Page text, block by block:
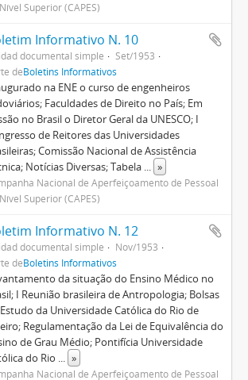
Superior (CAPES)
Informativo N. 10
documental simple
Set/1953
deBoletins Informativos
na ENE o curso de engenheiros
Faculdades de Direito no País; Em
no Brasil o Diretor Geral da UNESCO; I
de Reitores das Universidades
Comissão Nacional de Assistência
Notícias Diversas; Tabela ... »
Nacional de Aperfeiçoamento de Pessoal
Superior (CAPES)
Informativo N. 12
documental simple
Nov/1953
deBoletins Informativos
da situação do Ensino Médico no
I Reunião brasileira de Antropologia; Bolsas
da Universidade Católica do Rio de
Regulamentação da Lei de Equivalência do
de Grau Médio; Pontifícia Universidade
do Rio ... »
Nacional de Aperfeiçoamento de Pessoal